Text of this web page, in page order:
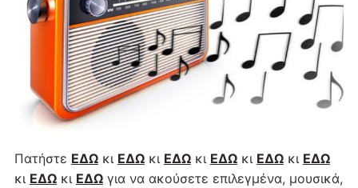
Πατήστε ΕΔΩκι ΕΔΩκι ΕΔΩκι ΕΔΩκι ΕΔΩκι ΕΔΩ
κι ΕΔΩκι ΕΔΩγια να ακούσετε επιλεγμένα, μουσικά,